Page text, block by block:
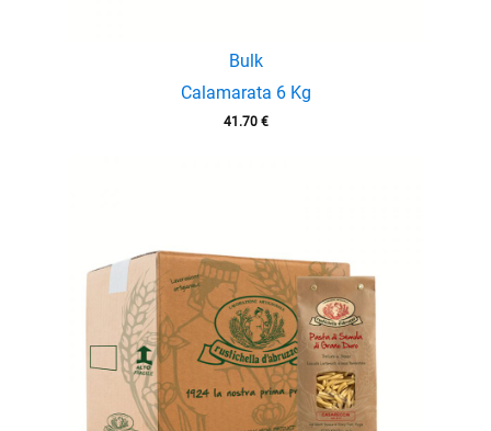
Bulk
Calamarata 6 Kg
41.70 €